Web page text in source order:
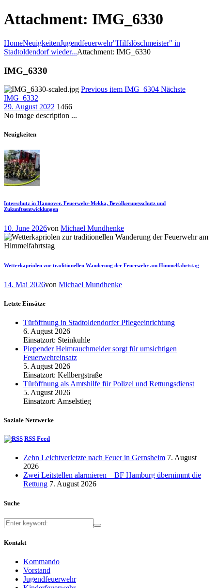
Attachment: IMG_6330
HomeNeuigkeitenJugendfeuerwehr"Hilfslöschmeister" in
Stadtoldendorf wieder...Attachment: IMG_6330
IMG_6330
Previous item IMG_6304 Nächste
IMG_6332
29. August 2022 1466
No image description ...
Neuigkeiten
Interschutz in Hannover. Feuerwehr-Mekka, Bevölkerungsschutz und
Zukunftsentwicklungen
10. June 2026von Michael Mundhenke
Wetterkapriolen zur traditionellen Wanderung der Feuerwehr am Himmelfahrtstag
14. Mai 2026von Michael Mundhenke
Letzte Einsätze
Türöffnung in Stadtoldendorfer Pflegeeinrichtung
6. August 2026
Einsatzort: Steinkuhle
Piepender Heimrauchmelder sorgt für umsichtigen
Feuerwehreinsatz
5. August 2026
Einsatzort: Kellbergstraße
Türöffnung als Amtshilfe für Polizei und Rettungsdienst
5. August 2026
Einsatzort: Amselstieg
Soziale Netzwerke
RSS Feed
Zehn Leichtverletzte nach Feuer in Gernsheim 7. August
2026
Zwei Leitstellen alarmieren – BF Hamburg übernimmt die
Rettung 7. August 2026
Suche
Kontakt
Kommando
Vorstand
Jugendfeuerwehr